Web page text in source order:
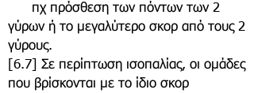
πχ πρόσθεση των πόντων των 2
γύρων ή το μεγαλύτερο σκορ από τους 2
γύρους.
[6.7] Σε περίπτωση ισοπαλίας, οι ομάδες
που βρίσκονται με το ίδιο σκορ